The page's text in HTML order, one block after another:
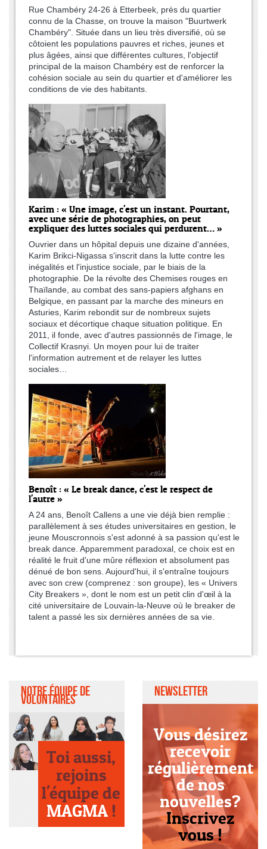
Rue Chambéry 24-26 à Etterbeek, près du quartier
connu de la Chasse, on trouve la maison "Buurtwerk
Chambéry". Située dans un lieu très diversifié, où se
côtoient les populations pauvres et riches, jeunes et
plus âgées, ainsi que différentes cultures, l'objectif
principal de la maison Chambéry est de renforcer la
cohésion sociale au sein du quartier et d'améliorer les
conditions de vie des habitants.
Karim : « Une image, c'est un instant. Pourtant,
avec une série de photographies, on peut
expliquer des luttes sociales qui perdurent… »
Ouvrier dans un hôpital depuis une dizaine d'années,
Karim Brikci-Nigassa s'inscrit dans la lutte contre les
inégalités et l'injustice sociale, par le biais de la
photographie. De la révolte des Chemises rouges en
Thaïlande, au combat des sans-papiers afghans en
Belgique, en passant par la marche des mineurs en
Asturies, Karim rebondit sur de nombreux sujets
sociaux et décortique chaque situation politique. En
2011, il fonde, avec d'autres passionnés de l'image, le
Collectif Krasnyi. Un moyen pour lui de traiter
l'information autrement et de relayer les luttes
sociales…
Benoît : « Le break dance, c'est le respect de
l'autre »
A 24 ans, Benoît Callens a une vie déjà bien remplie :
parallèlement à ses études universitaires en gestion, le
jeune Mouscronnois s'est adonné à sa passion qu'est le
break dance. Apparemment paradoxal, ce choix est en
réalité le fruit d'une mûre réflexion et absolument pas
dénué de bon sens. Aujourd'hui, il s'entraîne toujours
avec son crew (comprenez : son groupe), les « Univers
City Breakers », dont le nom est un petit clin d'œil à la
cité universitaire de Louvain-la-Neuve où le breaker de
talent a passé les six dernières années de sa vie.
Notre équipe de
volontaires
Toi aussi,
rejoins
l'équipe de
MAGMA !
Newsletter
Vous désirez
recevoir
régulièrement
de nos
nouvelles?
Inscrivez
vous !